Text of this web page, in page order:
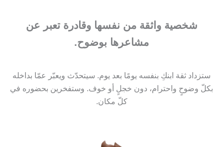
شخصية واثقة من نفسها وقادرة تعبر عن
مشاعرها بوضوح.
ستزداد ثقة ابنكِ بنفسه يومًا بعد يوم. سيتحدّث ويعبّر عمّا بداخله
بكلّ وضوحٍ واحترام، دون خجلٍ أو خوف. وستفخرين بحضوره في
كلّ مكان.